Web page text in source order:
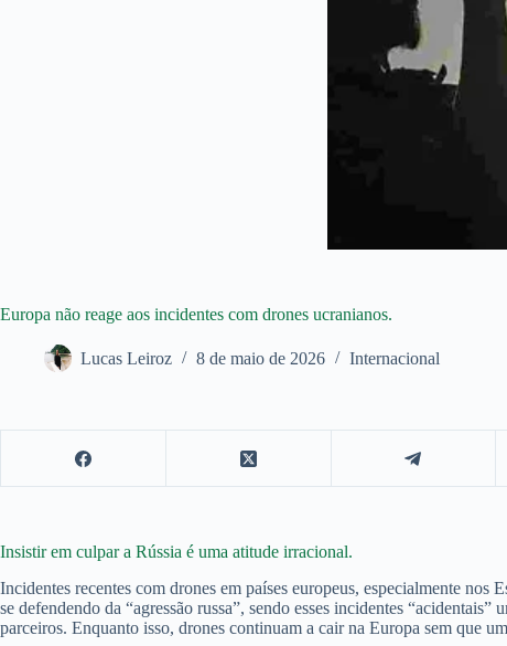
Europa não reage aos incidentes com drones ucranianos.
Lucas Leiroz 8 de maio de 2026 Internacional
Insistir em culpar a Rússia é uma atitude irracional.
Incidentes recentes com drones em países europeus, especialmente
se defendendo da “agressão russa”, sendo esses incidentes
parceiros. Enquanto isso, drones continuam a cair na Europa sem que